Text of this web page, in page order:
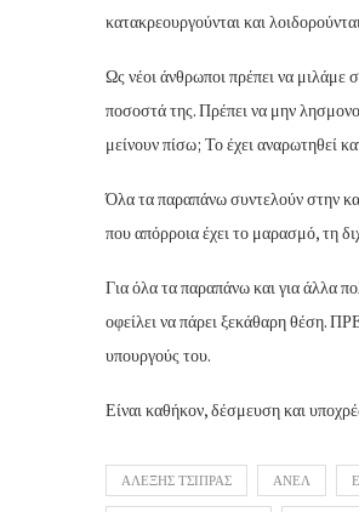
κατακρεουργούνται και
Ως νέοι άνθρωποι πρέπει να μιλάμε
ποσοστά της. Πρέπει να μην
μείνουν πίσω; Το έχει αναρωτηθεί
Όλα τα παραπάνω συντελούν στην
που απόρροια έχει το μαρασμό, τη
Για όλα τα παραπάνω και για άλλα
οφείλει να πάρει ξεκάθαρη θέση.
υπουργούς του.
Είναι καθήκον, δέσμευση και
ΑΛΕΞΗΣ ΤΣΙΠΡΑΣ ΑΝΕΛ